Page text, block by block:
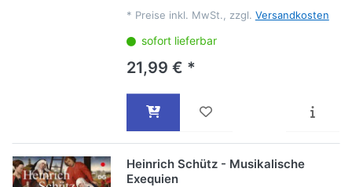
* Preise inkl. MwSt., zzgl. Versandkosten
sofort lieferbar
21,99 € *
Heinrich Schütz - Musikalische
Exequien